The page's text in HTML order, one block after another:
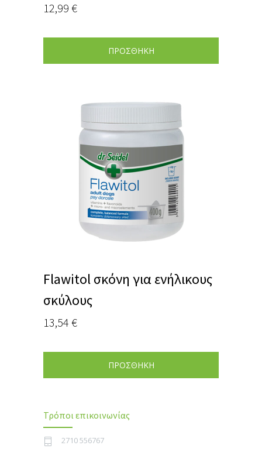
12,99 €
ΠΡΟΣΘΗΚΗ
Flawitol σκόνη για ενήλικους
σκύλους
13,54 €
ΠΡΟΣΘΗΚΗ
Τρόποι επικοινωνίας
2710 556767